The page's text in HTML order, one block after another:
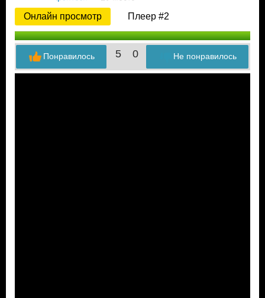
Онлайн просмотр Плеер #2
5 0 Не понравилось
Понравилось